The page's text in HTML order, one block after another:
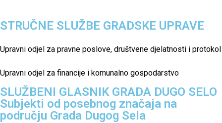
STRUČNE SLUŽBE GRADSKE UPRAVE
Upravni odjel za pravne poslove, društvene djelatnosti i protokol
Upravni odjel za financije i komunalno gospodarstvo
SLUŽBENI GLASNIK GRADA DUGO SELO
Subjekti od posebnog značaja na
području Grada Dugog Sela